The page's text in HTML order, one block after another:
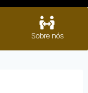
Sobre nós